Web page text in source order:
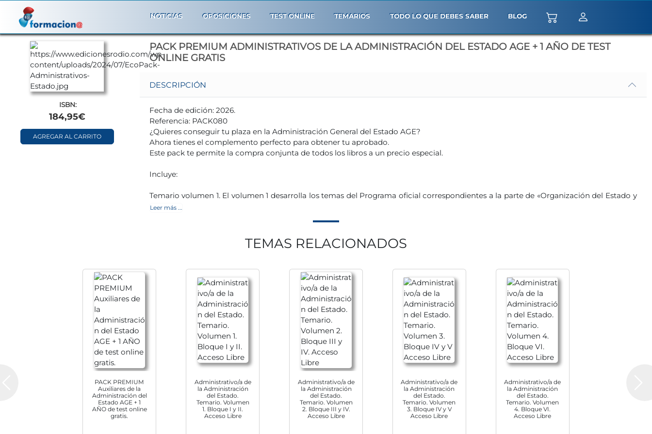
NOTICIAS OPOSICIONES TEST ONLINE TEMARIOS TODO LO QUE DEBES SABER BLOG
ISBN:
184,95€
AGREGAR AL CARRITO
PACK PREMIUM ADMINISTRATIVOS DE LA ADMINISTRACIÓN DEL ESTADO AGE + 1 AÑO DE TEST
ONLINE GRATIS
DESCRIPCIÓN
Fecha de edición: 2026.
Referencia: PACK080
¿Quieres conseguir tu plaza en la Administración General del Estado AGE?
Ahora tienes el complemento perfecto para obtener tu aprobado.
Este pack te permite la compra conjunta de todos los libros a un precio especial.
Incluye:
Temario volumen 1. El volumen 1 desarrolla los temas del Programa oficial correspondientes a la parte de «Organización del Estado y
de la Administración Pública». «Organización de oficinas públicas».
Temario volumen 3. El volumen 3 desarrolla los temas del Programa oficial correspondientes a la parte de «Gestión de Personal (II)» y
Ofimática».
Suscripción al campus Test-oposiciones. Un año gratis y sin renovación, de acceso a nuestra plataforma online donde encontrarás
Simulacros de Examen y miles de preguntas para poner a prueba tu preparación sobre todo lo aprendido. Podrás hacer miles de test
a tu ritmo, desde tu móvil, tablet o PC.
Este producto sólo se vende en nuestra página web.
- Recibirás cómodamente todo el material en menos de una semana tu domicilio sin gastos de envío.
Leer más ...
TEMAS RELACIONADOS
PACK PREMIUM
Auxiliares de la
Administración del
Estado AGE + 1
AÑO de test online
gratis.
Administrativo/a de
la Administración
del Estado.
Temario. Volumen
1. Bloque I y II.
Acceso Libre
Administrativo/a de
la Administración
del Estado.
Temario. Volumen
2. Bloque III y IV.
Acceso Libre
Administrativo/a de
la Administración
del Estado.
Temario. Volumen
3. Bloque IV y V
Acceso Libre
Administrativo/a de
la Administración
del Estado.
Temario. Volumen
4. Bloque VI.
Acceso Libre